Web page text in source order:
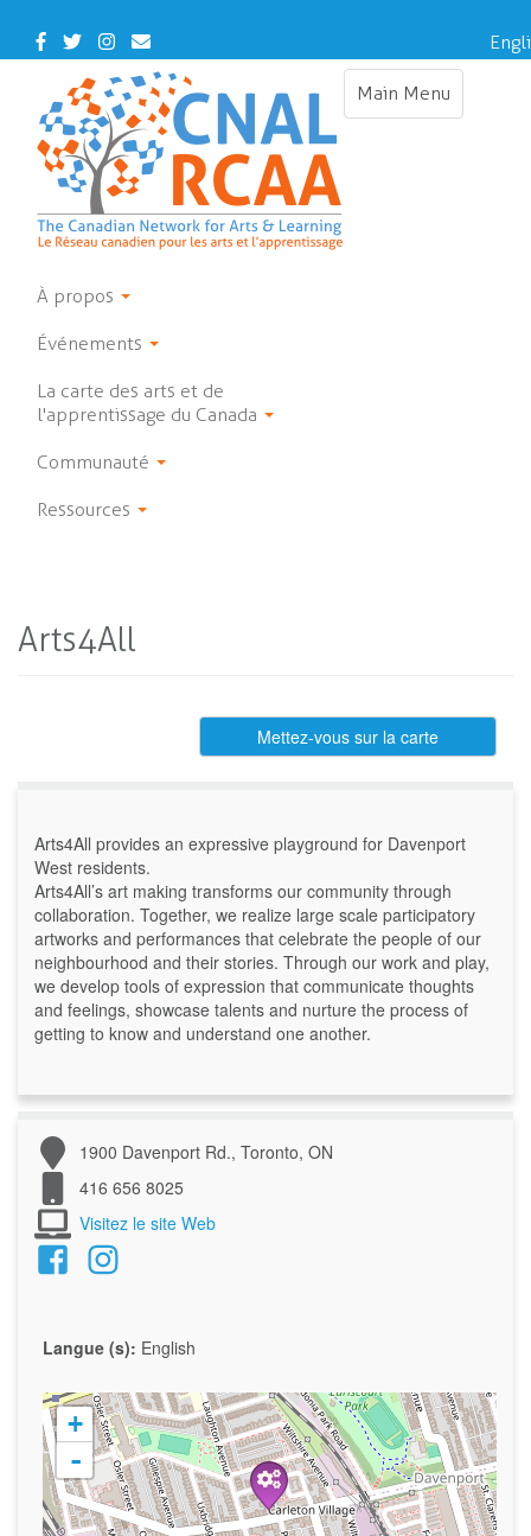
main
Facebook
TwitterInstagram
Contact
Us
Main Menu
Toggle
À propos
Événements
La carte des arts et de
l'apprentissage du Canada
Communauté
Ressources
Arts4All
Mettez-vous sur la carte
Arts4All provides an expressive playground for Davenport
West residents.
Arts4All’s art making transforms our community through
collaboration. Together, we realize large scale participatory
artworks and performances that celebrate the people of our
neighbourhood and their stories. Through our work and play,
we develop tools of expression that communicate thoughts
and feelings, showcase talents and nurture the process of
getting to know and understand one another.
1900 Davenport Rd., Toronto, ON
416 656 8025
Visitez le site Web
Langue (s): English
+
-